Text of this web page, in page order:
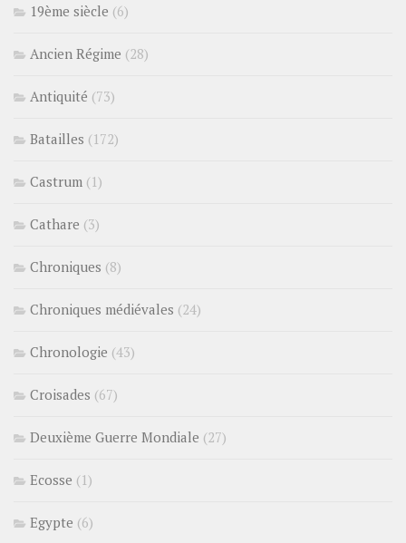
19ème siècle (6)
Ancien Régime (28)
Antiquité (73)
Batailles (172)
Castrum (1)
Cathare (3)
Chroniques (8)
Chroniques médiévales (24)
Chronologie (43)
Croisades (67)
Deuxième Guerre Mondiale (27)
Ecosse (1)
Egypte (6)